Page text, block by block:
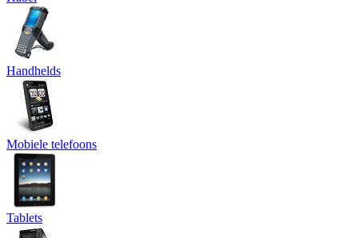
Handhelds
Mobiele telefoons
Tablets